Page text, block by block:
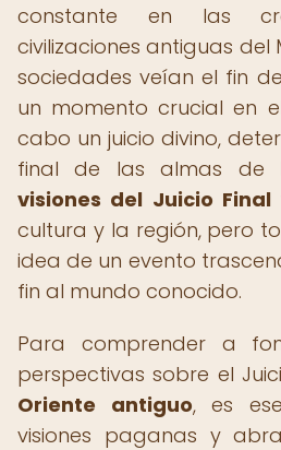
constante en las
civilizaciones antiguas del
sociedades veían el fin
un momento crucial en
cabo un juicio divino,
final de las almas de
visiones del Juicio Final
cultura y la región, pero
idea de un evento
fin al mundo conocido.
Para comprender a
perspectivas sobre el
Oriente antiguo, es
visiones paganas y